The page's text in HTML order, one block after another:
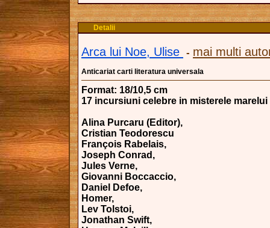
Detalii
Arca lui Noe, Ulise - mai multi
Anticariat carti literatura universala
Format: 18/10,5 cm
17 incursiuni celebre in misterele marelui
Alina Purcaru (Editor),
Cristian Teodorescu
François Rabelais,
Joseph Conrad,
Jules Verne,
Giovanni Boccaccio,
Daniel Defoe,
Homer,
Lev Tolstoi,
Jonathan Swift,